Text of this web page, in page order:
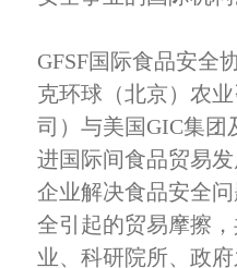
GFSF国际食品安全
克环球（北京）农
司）与美国GIC集团
进国际间食品贸易
企业解决食品安全
全引起的贸易摩擦
业、科研院所、政